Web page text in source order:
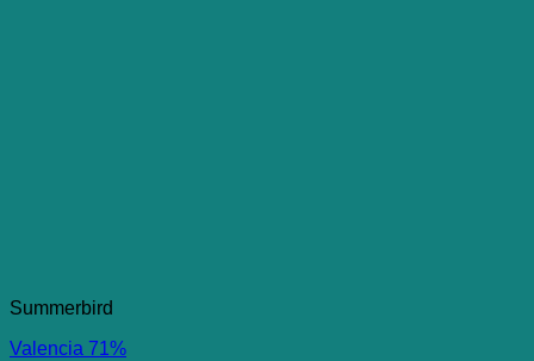
Summerbird
Valencia 71%